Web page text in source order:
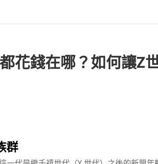
花錢在哪？如何讓Z
群